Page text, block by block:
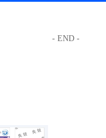
- END -